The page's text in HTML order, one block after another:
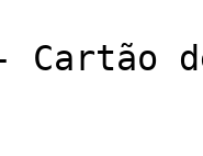
Cartão